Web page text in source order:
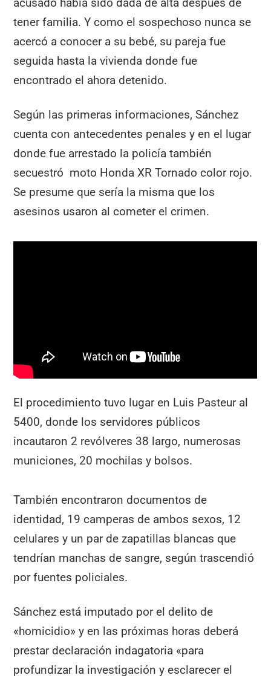
acusado había sido dada de alta después de
tener familia. Y como el sospechoso nunca se
acercó a conocer a su bebé, su pareja fue
seguida hasta la vivienda donde fue
encontrado el ahora detenido.
Según las primeras informaciones, Sánchez
cuenta con antecedentes penales y en el lugar
donde fue arrestado la policía también
secuestró moto Honda XR Tornado color rojo.
Se presume que sería la misma que los
asesinos usaron al cometer el crimen.
El procedimiento tuvo lugar en Luis Pasteur al
5400, donde los servidores públicos
incautaron 2 revólveres 38 largo, numerosas
municiones, 20 mochilas y bolsos.
También encontraron documentos de
identidad, 19 camperas de ambos sexos, 12
celulares y un par de zapatillas blancas que
tendrían manchas de sangre, según trascendió
por fuentes policiales.
Sánchez está imputado por el delito de
«homicidio» y en las próximas horas deberá
prestar declaración indagatoria «para
profundizar la investigación y esclarecer el